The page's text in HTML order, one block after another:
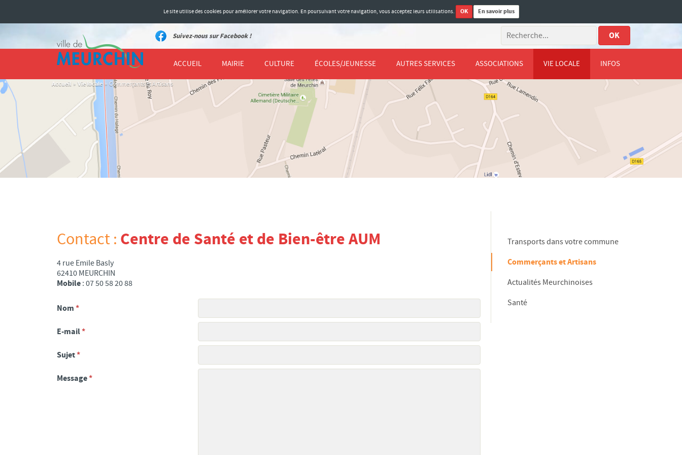
Le site utilise des cookies pour améliorer votre navigation. En poursuivant votre navigation, vous acceptez leurs utilisations. OK En savoir plus
OK
Suivez-nous sur Facebook !
ACCUEIL MAIRIE CULTURE ÉCOLES/JEUNESSE AUTRES SERVICES ASSOCIATIONS VIE LOCALE INFOS
Accueil » Vie locale » Commerçants et Artisans
Contact : Centre de Santé et de Bien-être AUM
4 rue Emile Basly
62410 MEURCHIN
Mobile : 07 50 58 20 88
Nom*
E-mail*
Sujet*
Message*
Transports dans votre commune
Commerçants et Artisans
Actualités Meurchinoises
Santé